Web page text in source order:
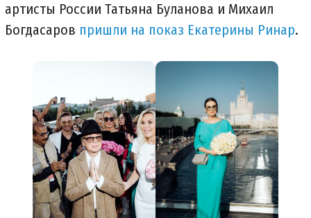
артисты России Татьяна Буланова и Михаил
Богдасаров пришли на показ Екатерины Ринар.